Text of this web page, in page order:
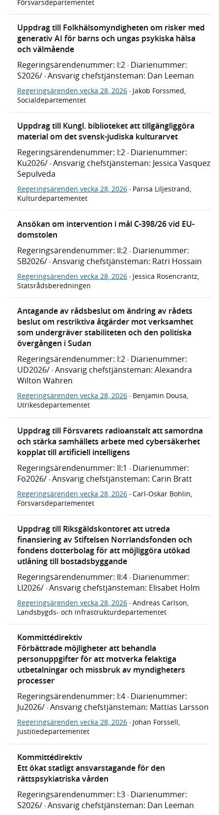
Försvarsdepartementet
Uppdrag till Folkhälsomyndigheten om risker med
generativ AI för barns och ungas psykiska hälsa
och välmående
Regeringsärendenummer: I:2 · Diarienummer:
S2026/ · Ansvarig chefstjänsteman: Dan Leeman
Regeringsärenden vecka 28, 2026 · Jakob Forssmed,
Socialdepartementet
Uppdrag till Kungl. biblioteket att tillgängliggöra
material om det svensk-judiska kulturarvet
Regeringsärendenummer: I:2 · Diarienummer:
Ku2026/ · Ansvarig chefstjänsteman: Jessica Vasquez
Sepulveda
Regeringsärenden vecka 28, 2026 · Parisa Liljestrand,
Kulturdepartementet
Ansökan om intervention i mål C-398/26 vid EU-
domstolen
Regeringsärendenummer: II:2 · Diarienummer:
SB2026/ · Ansvarig chefstjänsteman: Ratri Hossain
Regeringsärenden vecka 28, 2026 · Jessica Rosencrantz,
Statsrådsberedningen
Antagande av rådsbeslut om ändring av rådets
beslut om restriktiva åtgärder mot verksamhet
som undergräver stabiliteten och den politiska
övergången i Sudan
Regeringsärendenummer: I:2 · Diarienummer:
UD2026/ · Ansvarig chefstjänsteman: Alexandra
Wilton Wahren
Regeringsärenden vecka 28, 2026 · Benjamin Dousa,
Utrikesdepartementet
Uppdrag till Försvarets radioanstalt att samordna
och stärka samhällets arbete med cybersäkerhet
kopplat till artificiell intelligens
Regeringsärendenummer: II:1 · Diarienummer:
Fö2026/ · Ansvarig chefstjänsteman: Carin Bratt
Regeringsärenden vecka 28, 2026 · Carl-Oskar Bohlin,
Försvarsdepartementet
Uppdrag till Riksgäldskontoret att utreda
finansiering av Stiftelsen Norrlandsfonden och
fondens dotterbolag för att möjliggöra utökad
utlåning till bostadsbyggande
Regeringsärendenummer: II:4 · Diarienummer:
LI2026/ · Ansvarig chefstjänsteman: Elisabet Holm
Regeringsärenden vecka 28, 2026 · Andreas Carlson,
Landsbygds- och infrastrukturdepartementet
Kommittédirektiv
Förbättrade möjligheter att behandla
personuppgifter för att motverka felaktiga
utbetalningar och missbruk av myndigheters
processer
Regeringsärendenummer: I:4 · Diarienummer:
Ju2026/ · Ansvarig chefstjänsteman: Mattias Larsson
Regeringsärenden vecka 28, 2026 · Johan Forssell,
Justitiedepartementet
Kommittédirektiv
Ett ökat statligt ansvarstagande för den
rättspsykiatriska vården
Regeringsärendenummer: I:3 · Diarienummer:
S2026/ · Ansvarig chefstjänsteman: Dan Leeman